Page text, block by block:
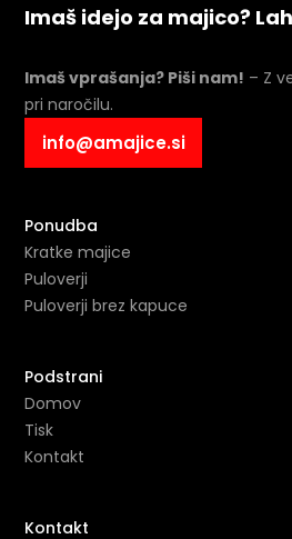
Imaš idejo za majico?
Imaš vprašanja? Piši nam! – Z
pri naročilu.
info@amajice.si
Ponudba
Kratke majice
Puloverji
Puloverji brez kapuce
Podstrani
Domov
Tisk
Kontakt
Kontakt